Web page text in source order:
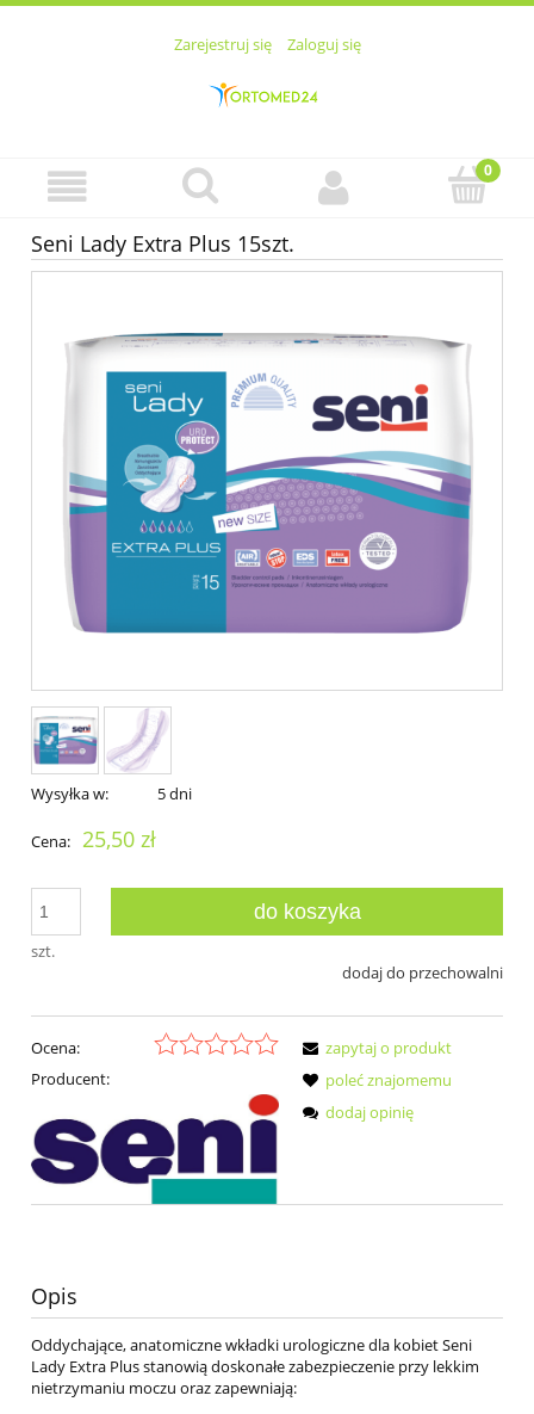
Zarejestruj się Zaloguj się
Seni Lady Extra Plus 15szt.
Wysyłka w: 5 dni
Cena: 25,50 zł
szt.
do koszyka
dodaj do przechowalni
Ocena:
Producent:
zapytaj o produkt
poleć znajomemu
dodaj opinię
Opis
Oddychające, anatomiczne wkładki urologiczne dla kobiet Seni
Lady Extra Plus stanowią doskonałe zabezpieczenie przy lekkim
nietrzymaniu moczu oraz zapewniają: